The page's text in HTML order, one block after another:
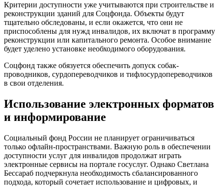
Критерии доступности уже учитываются при строительстве и
реконструкции зданий для Соцфонда. Объекты будут
тщательно обследованы, и если окажется, что они не
приспособлены для нужд инвалидов, их включат в программу
реконструкции или капитального ремонта. Особое внимание
будет уделено установке необходимого оборудования.
Соцфонд также обязуется обеспечить допуск собак-
проводников, сурдопереводчиков и тифлосурдопереводчиков
в свои отделения.
Использование электронных форматов
и информирование
Социальный фонд России не планирует ограничиваться
только офлайн-пространствами. Важную роль в обеспечении
доступности услуг для инвалидов продолжат играть
электронные сервисы на портале госуслуг. Однако Светлана
Бессараб подчеркнула необходимость сбалансированного
подхода, который сочетает использование и цифровых, и